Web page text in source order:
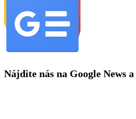
Nájdite nás na Google News a